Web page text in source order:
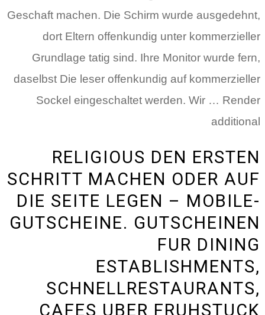
Geschaft machen. Die Schirm wurde ausgedehnt,
dort Eltern offenkundig unter kommerzieller
Grundlage tatig sind. Ihre Monitor wurde fern,
daselbst Die leser offenkundig auf kommerzieller
Sockel eingeschaltet werden. Wir … Render
additional
RELIGIOUS DEN ERSTEN
SCHRITT MACHEN ODER AUF
DIE SEITE LEGEN – MOBILE-
GUTSCHEINE. GUTSCHEINEN
FUR DINING
ESTABLISHMENTS,
SCHNELLRESTAURANTS,
CAFES UBER FRUHSTUCK